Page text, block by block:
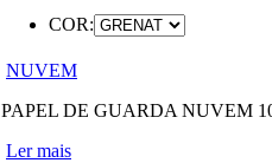
COR:
NUVEM
PAPEL DE GUARDA NUVEM
Ler mais